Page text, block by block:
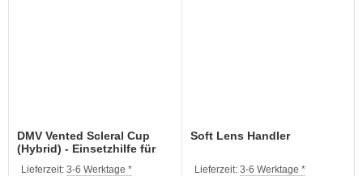
DMV Vented Scleral Cup
(Hybrid) - Einsetzhilfe für
Lieferzeit: 3-6 Werktage *
Soft Lens Handler
Lieferzeit: 3-6 Werktage *